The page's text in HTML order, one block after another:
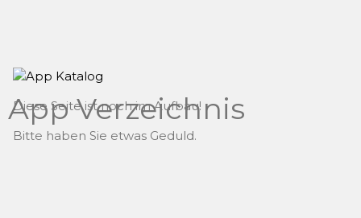
App Verzeichnis
Diese Seite ist noch im Aufbau!
Bitte haben Sie etwas Geduld.